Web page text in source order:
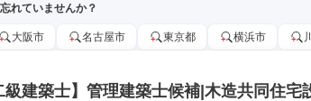
れていませんか？
大阪市 名古屋市 東京都 横浜市
級建築士】管理建築士候補|木造共同住